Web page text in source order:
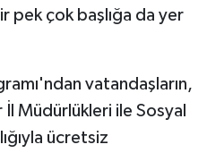
pek çok başlığa da yer
vatandaşların,
Müdürlükleri ile Sosyal
ücretsiz